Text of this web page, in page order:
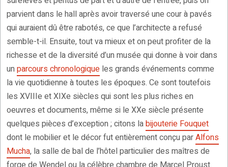
parvient dans le hall après avoir traversé une cour à pavés
qui auraient dû être rabotés, ce que l’architecte a refusé
semble-t-il. Ensuite, tout va mieux et on peut profiter de la
richesse et de la diversité d’un musée qui donne à voir dans
unparcours chronologique les grands événements comme
la vie quotidienne à toutes les époques. Ce sont toutefois
les XVIIIe et XIXe siècles qui sont les plus riches en
oeuvres et documents, même si le XXe siècle présente
quelques pièces d’exception ; citons labijouterie Fouquet
dont le mobilier et le décor fut entièrement conçu parAlfons
Mucha, la salle de bal de l’hôtel particulier des maîtres de